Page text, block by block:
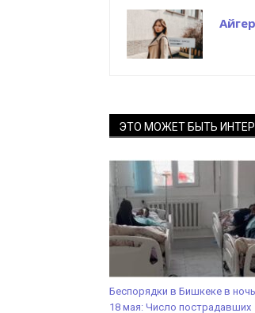
ЭТО МОЖЕТ БЫТЬ
Беспорядки в Бишкеке в
18 мая: Число пострадавших